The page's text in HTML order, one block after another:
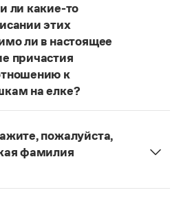
азов до тонкостей
от простого к сложному
ли какие-то
этих
ли в настоящее
причастия
к
на елке?
по-прежнему актуален.
нормативных
в которых указан глагол
«повесить в разных
пожалуйста,
фамилия
(и мужская, и